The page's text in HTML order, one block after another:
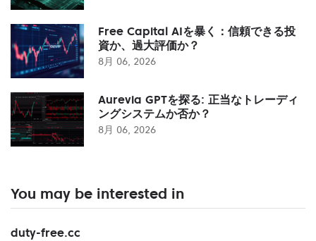
Free Capital AIを暴く：信頼できる投
資か、過大評価か？
8月 06, 2026
Aurevia GPTを探る: 正当なトレーディ
ングシステムか否か？
8月 06, 2026
You may be interested in
duty-free.cc